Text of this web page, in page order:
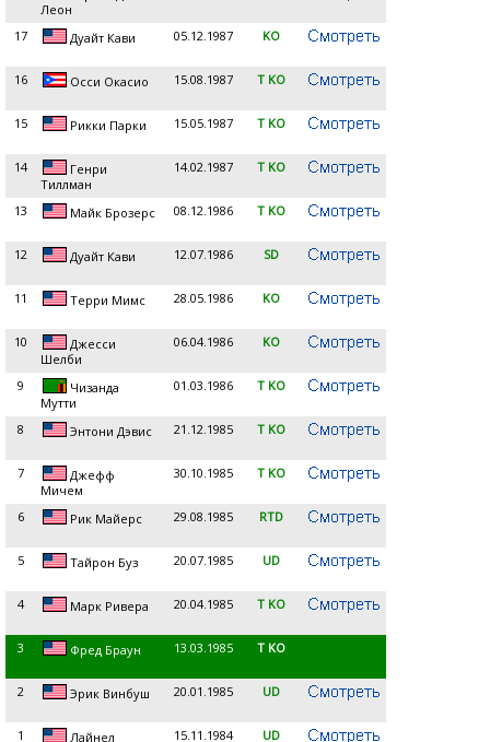
Леон
17 Дуайт Кави 05.12.1987 KO
16 Осси Окасио 15.08.1987 T KO
15 Рикки Парки 15.05.1987 T KO
14
Генри
Тиллман
14.02.1987 T KO
13 Майк Брозерс 08.12.1986 T KO
12 Дуайт Кави 12.07.1986 SD
11 Терри Мимс 28.05.1986 KO
10
Джесси
Шелби
06.04.1986 KO
9
Чизанда
Мутти
01.03.1986 T KO
8 Энтони Дэвис 21.12.1985 T KO
7
Джефф
Мичем
30.10.1985 T KO
6 Рик Майерс 29.08.1985 RTD
5 Тайрон Буз 20.07.1985 UD
4 Марк Ривера 20.04.1985 T KO
3 Фред Браун 13.03.1985 T KO
2 Эрик Винбуш 20.01.1985 UD
1
Лайнел
15.11.1984 UD